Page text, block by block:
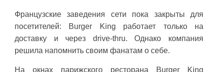
Французские заведения сети пока закрыты для
посетителей: Burger King работает только на
доставку и через drive-thru. Однако компания
решила напомнить своим фанатам о себе.
На окнах парижского ресторана Burger King